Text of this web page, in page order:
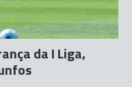
da I Liga,